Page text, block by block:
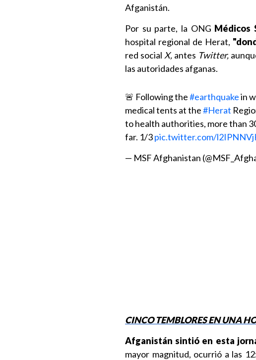
Afganistán.
Por su parte, la ONG Médicos
hospital regional de Herat,
red social X, antes Twitter,
las autoridades afganas.
🚨 Following the#earthquakein
medical tents at the#Herat
to health authorities, more than
far. 1/3pic.twitter.com/
— MSF Afghanistan
CINCO TEMBLORES EN UNA
Afganistán sintió en esta
mayor magnitud, ocurrió a las